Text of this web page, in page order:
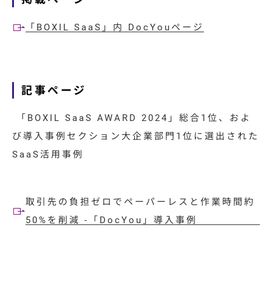
お問い合わせ
「BOXIL SaaS」内 DocYouページ
記事ページ
「BOXIL SaaS AWARD 2024」総合1位、およ
び導入事例セクション大企業部門1位に選出された
SaaS活用事例
取引先の負担ゼロでペーパーレスと作業時間約
50%を削減 -「DocYou」導入事例